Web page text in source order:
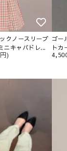
クノースリーブ
ニキャバドレ...
)
ゴー
トカ